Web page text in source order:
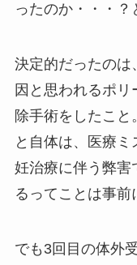
ったのか・・・？
決定的だったのは
因と思われるポ
除手術をしたこと
と自体は、医療
妊治療に伴う弊害
るってことは事前
でも3回目の体外